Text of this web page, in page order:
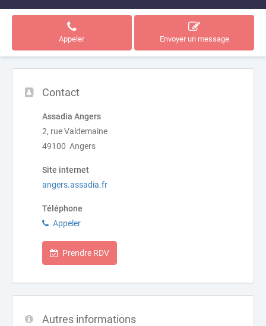
Appeler Envoyer un message
Contact
Assadia Angers
2, rue Valdemaine
49100 Angers
Site internet
angers.assadia.fr
Téléphone
Appeler
Prendre RDV
Autres informations